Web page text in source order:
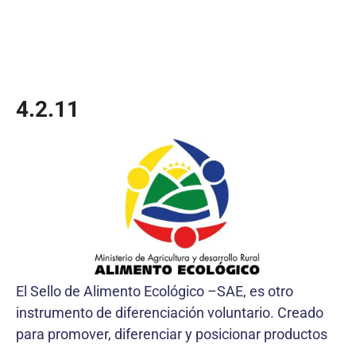
4.2.11
El Sello de Alimento Ecológico –SAE, es otro
instrumento de diferenciación voluntario. Creado
para promover, diferenciar y posicionar productos